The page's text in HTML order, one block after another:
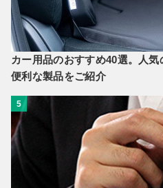
カー用品のおすすめ40選。人
便利な製品をご紹介
5